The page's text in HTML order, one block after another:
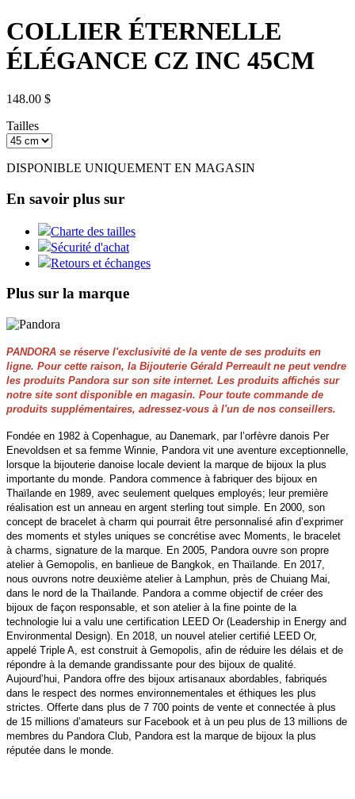
COLLIER ÉTERNELLE
ÉLÉGANCE CZ INC 45CM
148.00 $
Tailles
DISPONIBLE UNIQUEMENT EN MAGASIN
En savoir plus sur
Charte des tailles
Sécurité d'achat
Retours et échanges
Plus sur la marque
PANDORA se réserve l'exclusivité de la vente de ses produits en
ligne. Pour cette raison, la Bijouterie Gérald Perreault ne peut vendre
les produits Pandora sur son site internet. Les produits affichés sur
notre site sont disponible en magasin. Pour toute commande de
produits supplémentaires, adressez-vous à l'un de nos conseillers.
Fondée en 1982 à Copenhague, au Danemark, par l’orfèvre danois Per
Enevoldsen et sa femme Winnie, Pandora vit une aventure exceptionnelle,
lorsque la bijouterie danoise locale devient la marque de bijoux la plus
importante du monde. Pandora commence à fabriquer des bijoux en
Thaïlande en 1989, avec seulement quelques employés; leur première
réalisation est un anneau en argent sterling tout simple. En 2000, son
concept de bracelet à charm qui pourrait être personnalisé afin d’exprimer
des moments et styles uniques se concrétise avec Moments, le bracelet
à charms, signature de la marque. En 2005, Pandora ouvre son propre
atelier à Gemopolis, en banlieue de Bangkok, en Thaïlande. En 2017,
nous ouvrons notre deuxième atelier à Lamphun, près de Chuiang Mai,
dans le nord de la Thaïlande. Pandora a comme objectif de créer des
bijoux de façon responsable, et son atelier à la fine pointe de la
technologie lui a valu une certification LEED Or (Leadership in Energy and
Environmental Design). En 2018, un nouvel atelier certifié LEED Or,
appelé Triple A, est construit à Gemopolis, afin de réduire les délais et de
répondre à la demande grandissante pour des bijoux de qualité.
Aujourd’hui, Pandora offre des bijoux artisanaux abordables, fabriqués
dans le respect des normes environnementales et éthiques les plus
strictes. Offerte dans plus de 7 700 points de vente et connectée à plus
de 15 millions d’amateurs sur Facebook et à un peu plus de 13 millions de
membres du Pandora Club, Pandora est la marque de bijoux la plus
réputée dans le monde.